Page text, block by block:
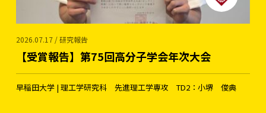
2026.07.17 / 研究報告
【受賞報告】第75回高分子学会年次大会
早稲田大学 | 理工学研究科 先進理工学専攻 TD2：小堺 俊典